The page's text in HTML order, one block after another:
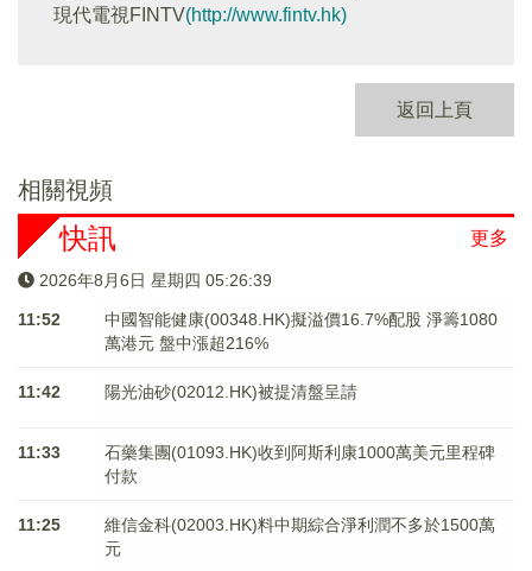
現代電視FINTV(http://www.fintv.hk)
返回上頁
相關視頻
更多
快訊
2026年8月6日 星期四 05:26:40
11:52
中國智能健康(00348.HK)擬溢價16.7%配股 淨籌1080
萬港元 ​​​​​​​盤中漲超216%
11:42 陽光油砂(02012.HK)被提清盤呈請
11:33
石藥集團(01093.HK)收到阿斯利康1000萬美元里程碑
付款
11:25
維信金科(02003.HK)料中期綜合淨利潤不多於1500萬
元